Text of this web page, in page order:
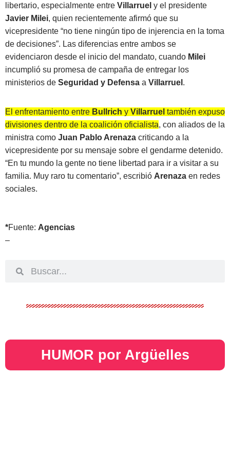
libertario, especialmente entre Villarruel y el presidente
Javier Milei, quien recientemente afirmó que su
vicepresidente “no tiene ningún tipo de injerencia en la toma
de decisiones”. Las diferencias entre ambos se
evidenciaron desde el inicio del mandato, cuando Milei
incumplió su promesa de campaña de entregar los
ministerios de Seguridad y Defensa a Villarruel .
El enfrentamiento entre Bullrich y Villarruel también expuso
divisiones dentro de la coalición oficialista, con aliados de la
ministra como Juan Pablo Arenaza criticando a la
vicepresidente por su mensaje sobre el gendarme detenido.
“En tu mundo la gente no tiene libertad para ir a visitar a su
familia. Muy raro tu comentario”, escribió Arenaza en redes
sociales.
*Fuente: Agencias
–
HUMOR por Argüelles​